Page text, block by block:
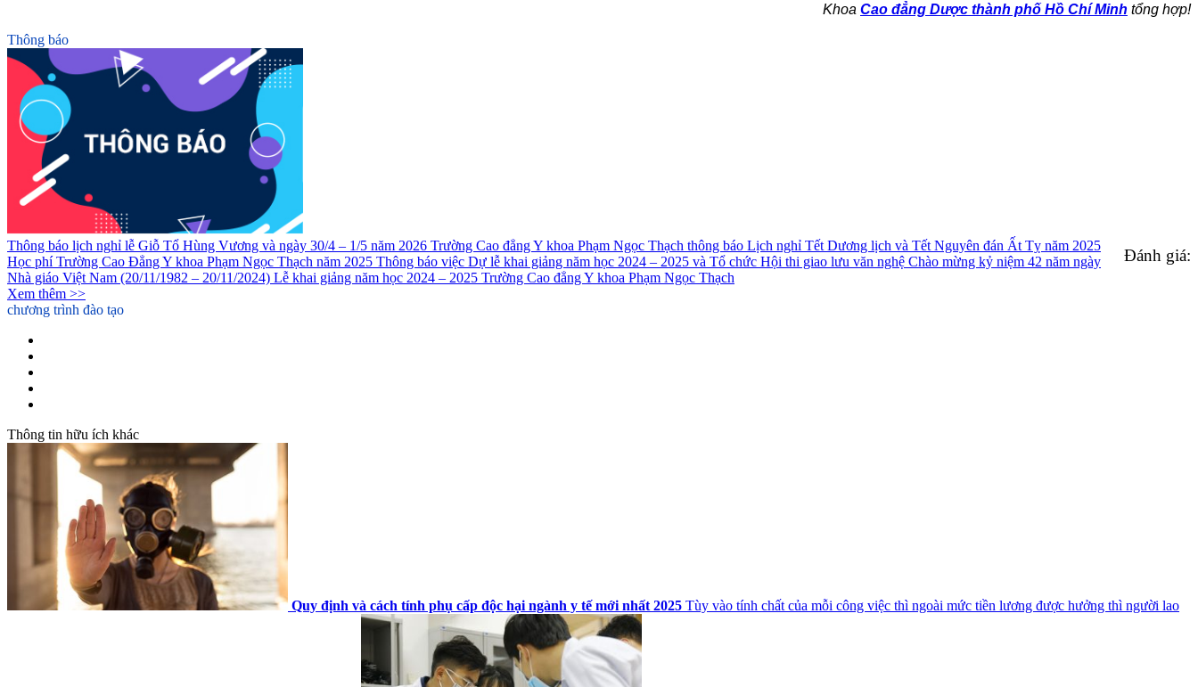
Khoa Cao đẳng Dược thành phố Hồ Chí Minh tổng hợp!
Đánh giá:
Thông báo
Thông báo lịch nghỉ lễ Giỗ Tổ Hùng Vương và ngày 30/4 – 1/5 năm 2026 Trường Cao đẳng Y khoa Phạm Ngọc Thạch thông báo Lịch nghỉ Tết Dương lịch và Tết Nguyên đán Ất Tỵ năm 2025
Học phí Trường Cao Đẳng Y khoa Phạm Ngọc Thạch năm 2025 Thông báo việc Dự lễ khai giảng năm học 2024 – 2025 và Tổ chức Hội thi giao lưu văn nghệ Chào mừng kỷ niệm 42 năm ngày
Nhà giáo Việt Nam (20/11/1982 – 20/11/2024) Lễ khai giảng năm học 2024 – 2025 Trường Cao đẳng Y khoa Phạm Ngọc Thạch
Xem thêm >>
chương trình đào tạo
Thông tin hữu ích khác
Quy định và cách tính phụ cấp độc hại ngành y tế mới nhất 2025 Tùy vào tính chất của mỗi công việc thì ngoài mức tiền lương được hưởng thì người lao